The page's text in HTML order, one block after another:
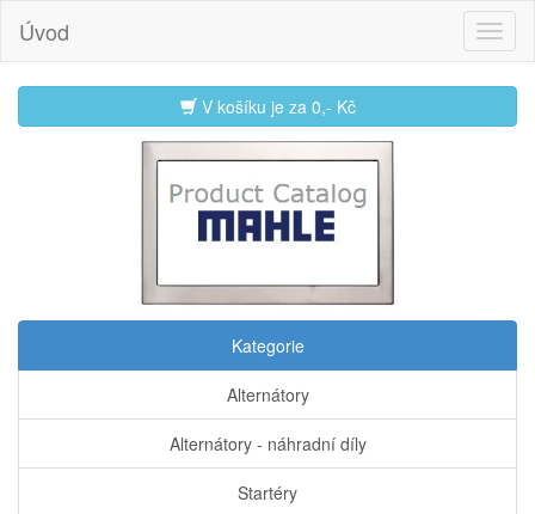
Úvod
V košíku je za 0,- Kč
Kategorie
Alternátory
Alternátory - náhradní díly
Startéry